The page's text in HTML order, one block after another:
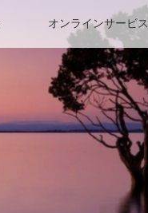
オンラインサービス